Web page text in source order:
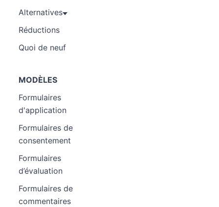
Alternatives
Réductions
Quoi de neuf
MODÈLES
Formulaires
d'application
Formulaires de
consentement
Formulaires
d’évaluation
Formulaires de
commentaires